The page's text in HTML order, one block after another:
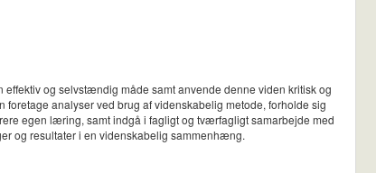
og selvstændig måde samt anvende denne viden kritisk og
analyser ved brug af videnskabelig metode, forholde sig
egen læring, samt indgå i fagligt og tværfagligt samarbejde med
og resultater i en videnskabelig sammenhæng.